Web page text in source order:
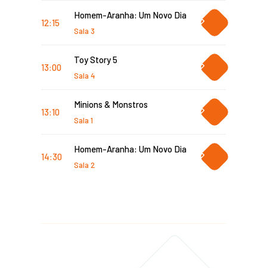
12:15
Homem-Aranha: Um Novo Dia
Sala 3
COMPRAR
INGRESSO
13:00
Toy Story 5
Sala 4
COMPRAR
INGRESSO
13:10
Minions & Monstros
Sala 1
COMPRAR
INGRESSO
14:30
Homem-Aranha: Um Novo Dia
Sala 2
COMPRAR
INGRESSO